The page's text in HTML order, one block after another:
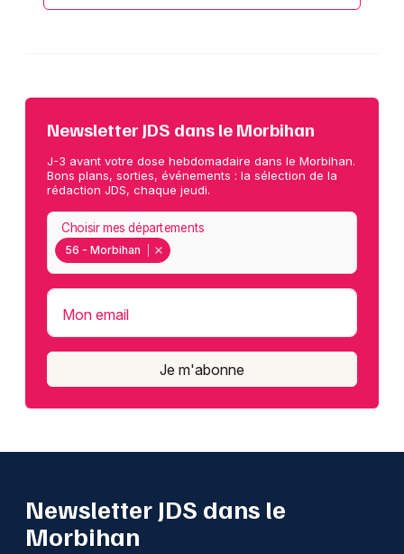
Newsletter JDS dans le Morbihan
J-3 avant votre dose hebdomadaire dans le Morbihan.
Bons plans, sorties, événements : la sélection de la
rédaction JDS, chaque jeudi.
56 - Morbihan
Choisir mes départements
Mon email
Je m'abonne
Newsletter JDS dans le
Morbihan